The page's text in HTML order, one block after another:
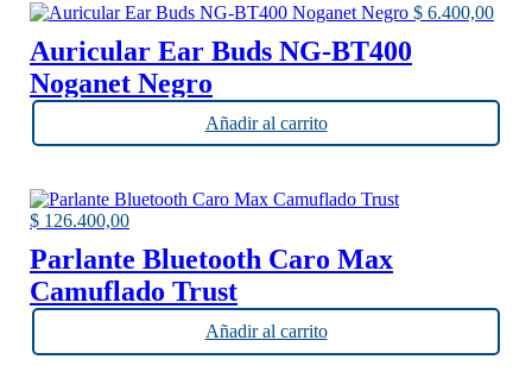
$ 6.400,00
Auricular Ear Buds NG-BT400
Noganet Negro
Añadir al carrito
$ 126.400,00
Parlante Bluetooth Caro Max
Camuflado Trust
Añadir al carrito